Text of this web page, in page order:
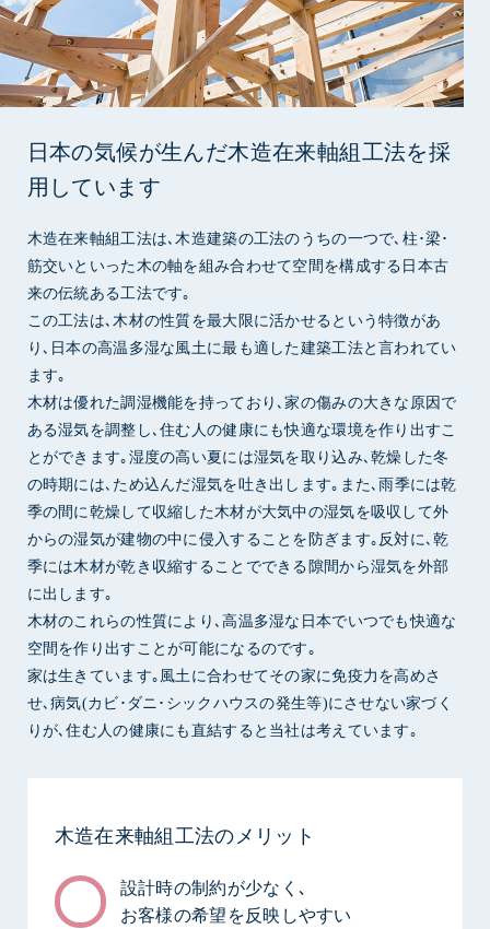
日本の気候が生んだ木造在来軸組工法を採
用しています
木造在来軸組工法は､木造建築の工法のうちの一つで､柱･梁･
筋交いといった木の軸を組み合わせて空間を構成する日本古
来の伝統ある工法です｡
この工法は､木材の性質を最大限に活かせるという特徴があ
り､日本の高温多湿な風土に最も適した建築工法と言われてい
ます｡
木材は優れた調湿機能を持っており､家の傷みの大きな原因で
ある湿気を調整し､住む人の健康にも快適な環境を作り出すこ
とができます｡湿度の高い夏には湿気を取り込み､乾燥した冬
の時期には､ため込んだ湿気を吐き出します｡また､雨季には乾
季の間に乾燥して収縮した木材が大気中の湿気を吸収して外
からの湿気が建物の中に侵入することを防ぎます｡反対に､乾
季には木材が乾き収縮することでできる隙間から湿気を外部
に出します｡
木材のこれらの性質により､高温多湿な日本でいつでも快適な
空間を作り出すことが可能になるのです｡
家は生きています｡風土に合わせてその家に免疫力を高めさ
せ､病気(カビ･ダニ･シックハウスの発生等)にさせない家づく
りが､住む人の健康にも直結すると当社は考えています｡
木造在来軸組工法のメリット
設計時の制約が少なく､
お客様の希望を反映しやすい